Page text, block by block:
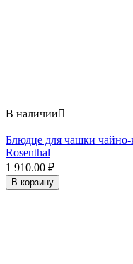
В наличии
Блюдце для чашки
Rosenthal
1 910.00 ₽
В корзину